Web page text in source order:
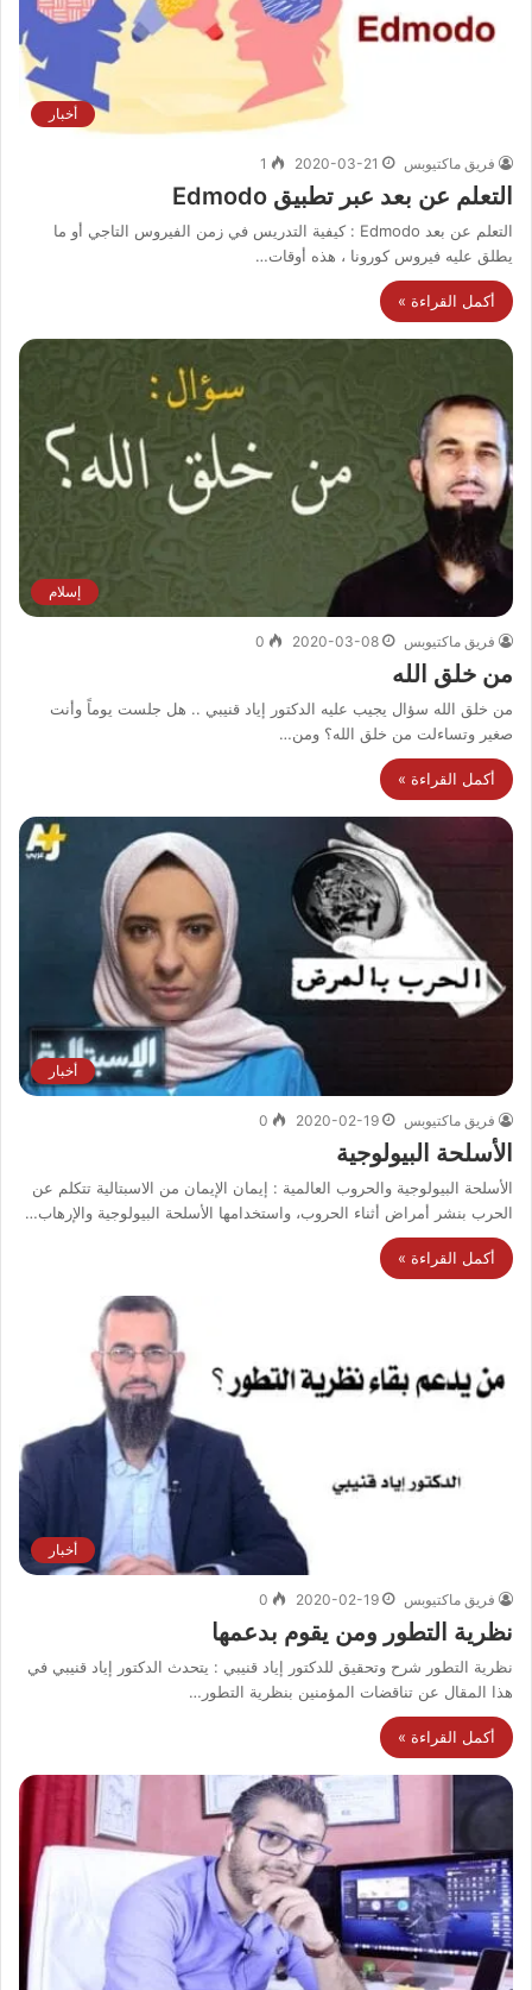
أخبار
فريق ماكتيوبس 2020-03-21
1
التعلم عن بعد عبر تطبيق Edmodo
التعلم عن بعد Edmodo : كيفية التدريس في زمن الفيروس التاجي أو ما
يطلق عليه فيروس كورونا ، هذه أوقات…
أكمل القراءة »
إسلام
فريق ماكتيوبس 2020-03-08
0
من خلق الله
من خلق الله سؤال يجيب عليه الدكتور إياد قنيبي .. هل جلست يوماً وأنت
صغير وتساءلت من خلق الله؟ ومن…
أكمل القراءة »
أخبار
فريق ماكتيوبس 2020-02-19
0
الأسلحة البيولوجية
الأسلحة البيولوجية والحروب العالمية : إيمان الإيمان من الاسبتالية تتكلم عن
الحرب بنشر أمراض أثناء الحروب، واستخدامها الأسلحة البيولوجية والإرهاب…
أكمل القراءة »
أخبار
فريق ماكتيوبس 2020-02-19
0
نظرية التطور ومن يقوم بدعمها
نظرية التطور شرح وتحقيق للدكتور إياد قنيبي : يتحدث الدكتور إياد قنيبي في
هذا المقال عن تناقضات المؤمنين بنظرية التطور…
أكمل القراءة »